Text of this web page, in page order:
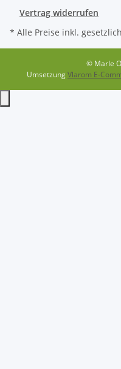
Vertrag widerrufen
* Alle Preise inkl.
© Marle
UmsetzungVlarom E-